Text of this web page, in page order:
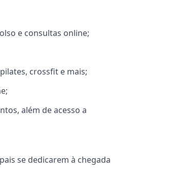
e consultas online;
crossfit e mais;
além de acesso a
se dedicarem à chegada